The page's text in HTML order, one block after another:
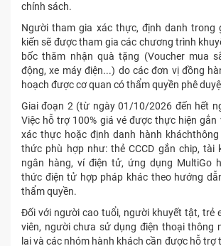
chính sách.
Người tham gia xác thực, định danh trong
kiến sẽ được tham gia các chương trình
bốc thăm nhận quà tặng (Voucher mua
động, xe máy điện...) do các đơn vị đồng
hoạch được cơ quan có thẩm quyền phê
Giai đoạn 2 (từ ngày 01/10/2026 đến hết
Việc hỗ trợ 100% giá vé được thực hiện gắn
xác thực hoặc định danh hành
thức phù hợp như: thẻ CCCD gắn chip, tài
ngân hàng, ví điện tử, ứng dụng MultiGo
thức điện tử hợp pháp khác theo hướng
thẩm quyền.
Đối với người cao tuổi, người khuyết tật, trẻ
viên, người chưa sử dụng điện thoại thông
lai và các nhóm hành khách cần được hỗ trợ